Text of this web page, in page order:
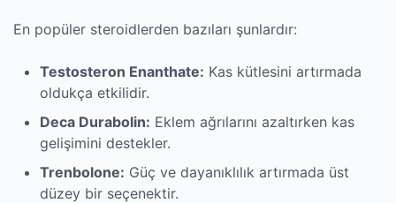
En popüler steroidlerden bazıları şunlardır:
Testosteron Enanthate: Kas kütlesini artırmada
oldukça etkilidir.
Deca Durabolin: Eklem ağrılarını azaltırken kas
gelişimini destekler.
Trenbolone: Güç ve dayanıklılık artırmada üst
düzey bir seçenektir.